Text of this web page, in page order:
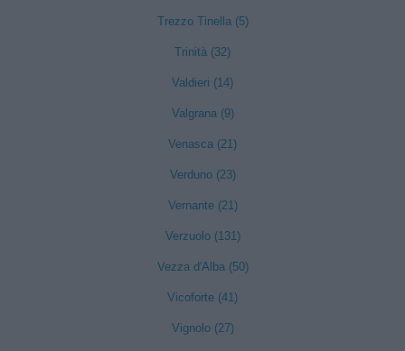
Trezzo Tinella (5)
Trinità (32)
Valdieri (14)
Valgrana (9)
Venasca (21)
Verduno (23)
Vernante (21)
Verzuolo (131)
Vezza d'Alba (50)
Vicoforte (41)
Vignolo (27)